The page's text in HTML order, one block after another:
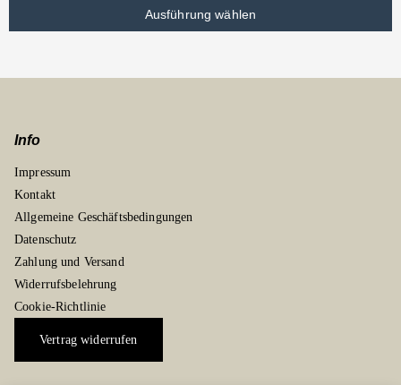
Ausführung wählen
Info
Impressum
Kontakt
Allgemeine Geschäftsbedingungen
Datenschutz
Zahlung und Versand
Widerrufsbelehrung
Cookie-Richtlinie
Vertrag widerrufen